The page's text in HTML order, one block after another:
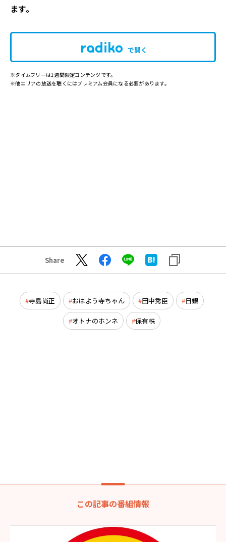
ます。
で開く
※タイムフリーは1週間限定コンテンツです。
※他エリアの放送を聴くにはプレミアム会員になる必要があります。
Share
寺島尚正 おはよう寺ちゃん 田中秀臣 日銀
オトナのホンネ 保有株
この記事の番組情報